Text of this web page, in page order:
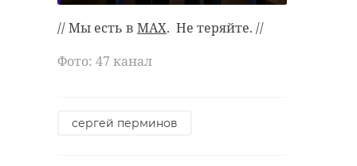
// Мы есть в MAX. Не теряйте. //
Фото: 47 канал
сергей перминов